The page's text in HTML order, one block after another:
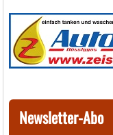
Newsletter-Abo